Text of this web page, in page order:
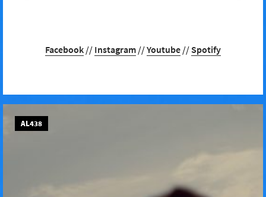
Facebook // Instagram //Youtube //Spotify
AL438